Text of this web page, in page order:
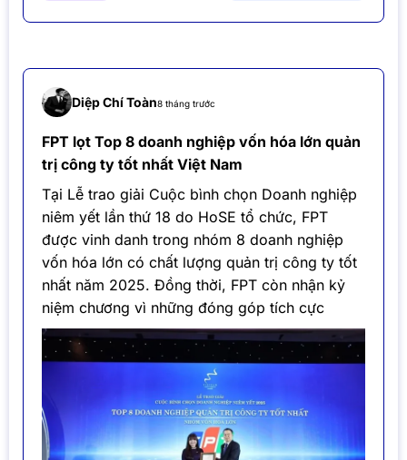
Diệp Chí Toàn8 tháng trước
FPT lọt Top 8 doanh nghiệp vốn hóa lớn quản
trị công ty tốt nhất Việt Nam
Tại Lễ trao giải Cuộc bình chọn Doanh nghiệp
niêm yết lần thứ 18 do HoSE tổ chức, FPT
được vinh danh trong nhóm 8 doanh nghiệp
vốn hóa lớn có chất lượng quản trị công ty tốt
nhất năm 2025. Đồng thời, FPT còn nhận kỷ
niệm chương vì những đóng góp tích cực